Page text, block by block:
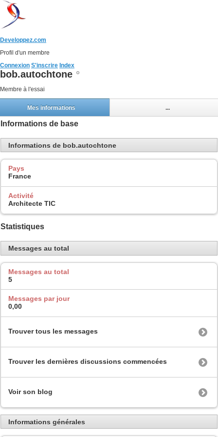
Developpez.com
Profil d'un membre
Connexion S'inscrire Index
bob.autochtone
Membre à l'essai
Mes informations ...
Informations de base
Informations de bob.autochtone
Pays
France
Activité
Architecte TIC
Statistiques
Messages au total
Messages au total
5
Messages par jour
0,00
Trouver tous les messages
Trouver les dernières discussions commencées
Voir son blog
Informations générales